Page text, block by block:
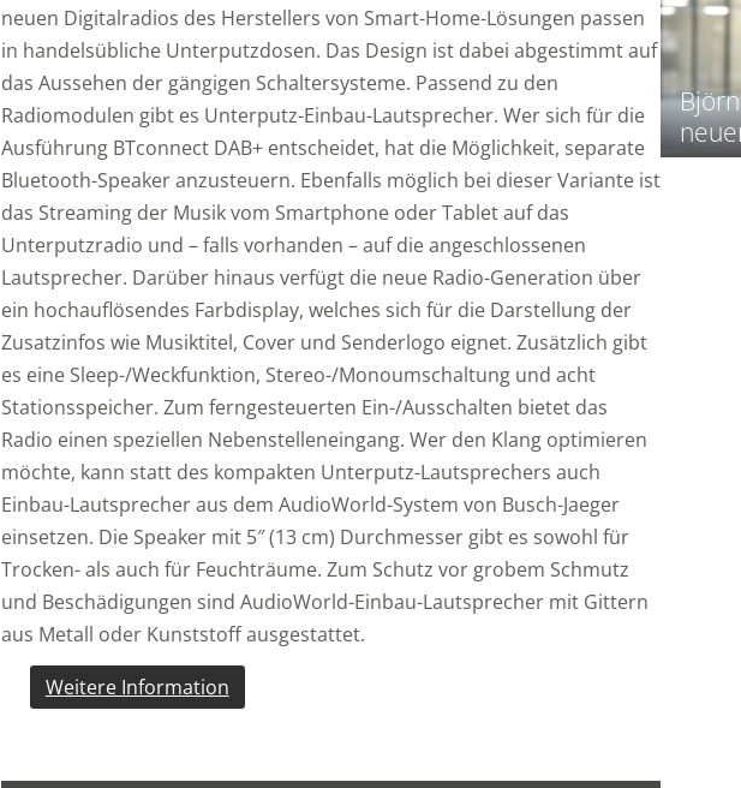
neuen Digitalradios des Herstellers von Smart-Home-Lösungen passen
in handelsübliche Unterputzdosen. Das Design ist dabei abgestimmt auf
das Aussehen der gängigen Schaltersysteme. Passend zu den
Radiomodulen gibt es Unterputz-Einbau-Lautsprecher. Wer sich für die
Ausführung BTconnect DAB+ entscheidet, hat die Möglichkeit, separate
Bluetooth-Speaker anzusteuern. Ebenfalls möglich bei dieser Variante ist
das Streaming der Musik vom Smartphone oder Tablet auf das
Unterputzradio und – falls vorhanden – auf die angeschlossenen
Lautsprecher. Darüber hinaus verfügt die neue Radio-Generation über
ein hochauflösendes Farbdisplay, welches sich für die Darstellung der
Zusatzinfos wie Musiktitel, Cover und Senderlogo eignet. Zusätzlich gibt
es eine Sleep-/Weckfunktion, Stereo-/Monoumschaltung und acht
Stationsspeicher. Zum ferngesteuerten Ein-/Ausschalten bietet das
Radio einen speziellen Nebenstelleneingang. Wer den Klang optimieren
möchte, kann statt des kompakten Unterputz-Lautsprechers auch
Einbau-Lautsprecher aus dem AudioWorld-System von Busch-Jaeger
einsetzen. Die Speaker mit 5″ (13 cm) Durchmesser gibt es sowohl für
Trocken- als auch für Feuchträume. Zum Schutz vor grobem Schmutz
und Beschädigungen sind AudioWorld-Einbau-Lautsprecher mit Gittern
aus Metall oder Kunststoff ausgestattet.
Weitere Information
c
h
t
s
e